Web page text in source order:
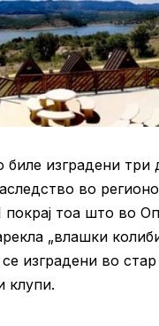
биле изградени
во
покрај тоа што во
„влашки
изградени во
клупи.